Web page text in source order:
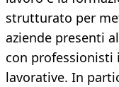
strutturato per
aziende presenti
con professionisti
lavorative. In